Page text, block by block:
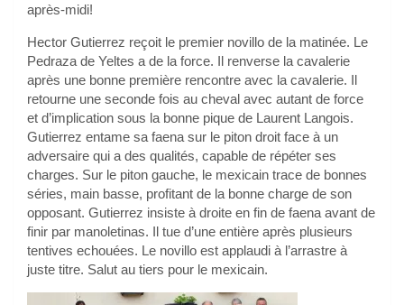
après-midi!
Hector Gutierrez reçoit le premier novillo de la matinée. Le
Pedraza de Yeltes a de la force. Il renverse la cavalerie
après une bonne première rencontre avec la cavalerie. Il
retourne une seconde fois au cheval avec autant de force
et d’implication sous la bonne pique de Laurent Langois.
Gutierrez entame sa faena sur le piton droit face à un
adversaire qui a des qualités, capable de répéter ses
charges. Sur le piton gauche, le mexicain trace de bonnes
séries, main basse, profitant de la bonne charge de son
opposant. Gutierrez insiste à droite en fin de faena avant de
finir par manoletinas. Il tue d’une entière après plusieurs
tentives echouées. Le novillo est applaudi à l’arrastre à
juste titre. Salut au tiers pour le mexicain.